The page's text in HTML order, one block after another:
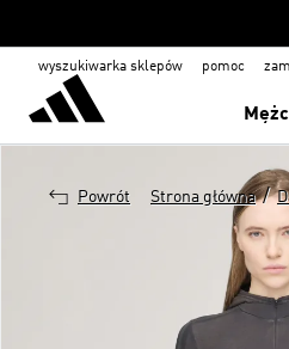
wyszukiwarka sklepów pomoc
Powrót Strona główna /